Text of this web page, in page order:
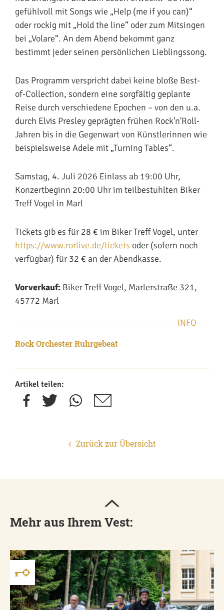
gefühlvoll mit Songs wie „Help (me if you can)“
oder rockig mit „Hold the line“ oder zum Mitsingen
bei „Volare“. An dem Abend bekommt ganz
bestimmt jeder seinen persönlichen Lieblingssong.
Das Programm verspricht dabei keine bloße Best-
of-Collection, sondern eine sorgfältig geplante
Reise durch verschiedene Epochen – von den u.a.
durch Elvis Presley geprägten frühen Rock'n'Roll-
Jahren bis in die Gegenwart von Künstlerinnen wie
beispielsweise Adele mit „Turning Tables“.
Samstag, 4. Juli 2026 Einlass ab 19:00 Uhr,
Konzertbeginn 20:00 Uhr im teilbestuhlten Biker
Treff Vogel in Marl
Tickets gib es für 28 € im Biker Treff Vogel, unter
https://www.rorlive.de/tickets oder (sofern noch
verfügbar) für 32 € an der Abendkasse.
Vorverkauf: Biker Treff Vogel, Marlerstraße 321,
45772 Marl
INFO
Rock Orchester Ruhrgebeat
Artikel teilen:
Zurück zur Übersicht
Mehr aus Ihrem Vest: